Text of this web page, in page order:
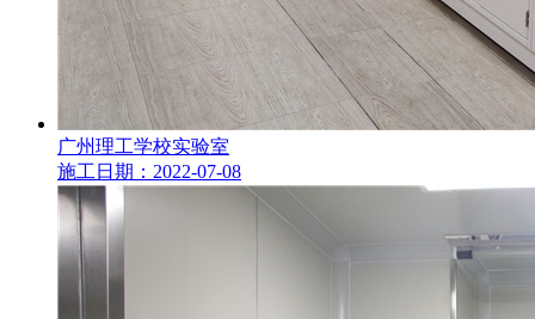
广州理工学校实验室
施工日期：2022-07-08